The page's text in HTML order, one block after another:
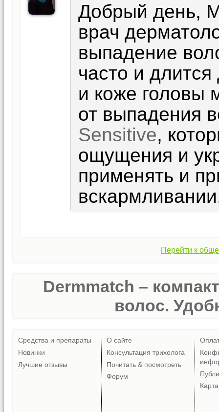
Добрый день,
врач
выпадение
часто и
и коже головы
от выпадения
Sensitive,
ощущения и
применять и
Перейти к
Dermmatch –
волос.
Средства и препараты
Новинки
Лучшие отзывы
О сайте
Консультация трихолога
Почитать & посмотреть
Форум